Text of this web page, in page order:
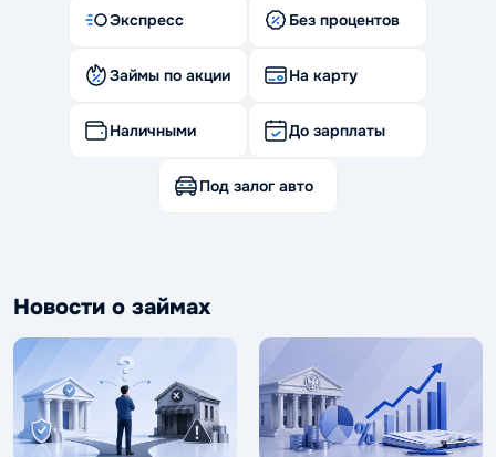
Экспресс Без процентов
Займы по акции На карту
Наличными До зарплаты
Под залог авто
Новости о займах